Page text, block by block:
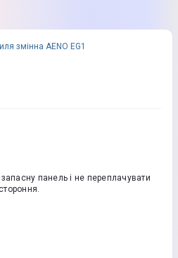
змінна AENO EG1
панель і не переплачувати